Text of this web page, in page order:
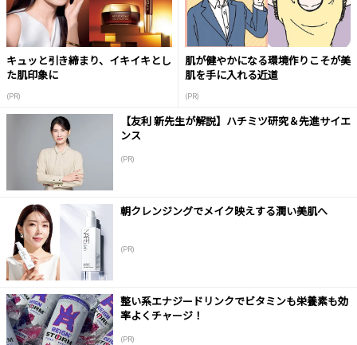
キュッと引き締まり、イキイキとし
た肌印象に
(PR)
肌が健やかになる環境作りこそが美
肌を手に入れる近道
(PR)
【友利 新先生が解説】ハチミツ研究＆先進サイエ
ンス
(PR)
朝クレンジングでメイク映えする潤い美肌へ
(PR)
整い系エナジードリンクでビタミンも栄養素も効
率よくチャージ！
(PR)